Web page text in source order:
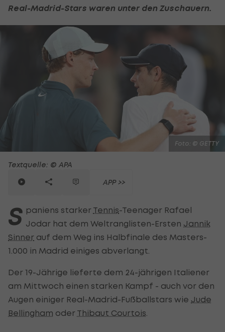
Real-Madrid-Stars waren unter den Zuschauern.
Foto: © GETTY
Textquelle: © APA
APP >>
S paniens starker Tennis-Teenager Rafael
Jodar hat dem Weltranglisten-Ersten Jannik
Sinner auf dem Weg ins Halbfinale des Masters-
1.000 in Madrid einiges abverlangt.
Der 19-Jährige lieferte dem 24-jährigen Italiener
am Mittwoch einen starken Kampf - auch vor den
Augen einiger Real-Madrid-Fußballstars wie Jude
Bellingham oder Thibaut Courtois